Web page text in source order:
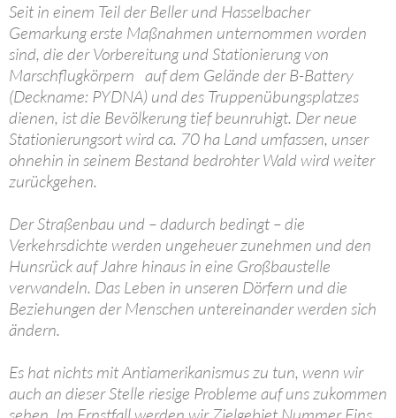
Seit in einem Teil der Beller und Hasselbacher
Gemarkung erste Maßnahmen unternommen worden
sind, die der Vorbereitung und Stationierung von
Marschflugkörpern auf dem Gelände der B-Battery
(Deckname: PYDNA) und des Truppenübungsplatzes
dienen, ist die Bevölkerung tief beunruhigt. Der neue
Stationierungsort wird ca. 70 ha Land umfassen, unser
ohnehin in seinem Bestand bedrohter Wald wird weiter
zurückgehen.
Der Straßenbau und – dadurch bedingt – die
Verkehrsdichte werden ungeheuer zunehmen und den
Hunsrück auf Jahre hinaus in eine Großbaustelle
verwandeln. Das Leben in unseren Dörfern und die
Beziehungen der Menschen untereinander werden sich
ändern.
Es hat nichts mit Antiamerikanismus zu tun, wenn wir
auch an dieser Stelle riesige Probleme auf uns zukommen